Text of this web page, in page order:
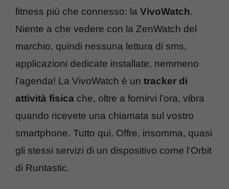
fitness più che connesso: la VivoWatch.
Niente a che vedere con la ZenWatch del
marchio, quindi nessuna lettura di sms,
applicazioni dedicate installate, nemmeno
l’agenda! La VivoWatch è un tracker di
attività fisica che, oltre a fornirvi l’ora, vibra
quando ricevete una chiamata sul vostro
smartphone. Tutto qui. Offre, insomma, quasi
gli stessi servizi di un dispositivo come l’Orbit
di Runtastic.